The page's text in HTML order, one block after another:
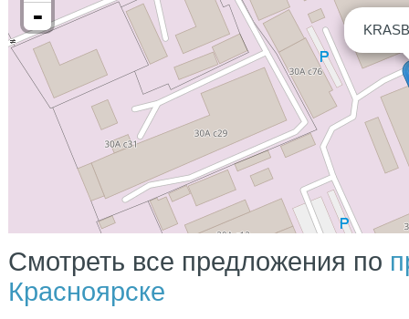
-
Смотреть все предложения по
Красноярске